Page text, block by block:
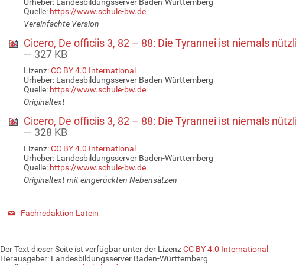
Quelle: https://www.schule-bw.de
Vereinfachte Version
Cicero, De officiis 3, 82 – 88: Die Tyrannei ist niemals
— 327 KB
Lizenz:CC BY 4.0 International
Urheber: Landesbildungsserver Baden-Württemberg
Quelle: https://www.schule-bw.de
Originaltext
Cicero, De officiis 3, 82 – 88: Die Tyrannei ist niemals
— 328 KB
Lizenz:CC BY 4.0 International
Urheber: Landesbildungsserver Baden-Württemberg
Quelle: https://www.schule-bw.de
Originaltext mit eingerückten Nebensätzen
Fachredaktion Latein
Der Text dieser Seite ist verfügbar unter der LizenzCC BY 4.0 International
Herausgeber: Landesbildungsserver Baden-Württemberg